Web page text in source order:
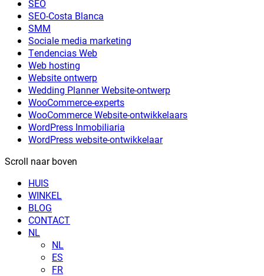
SEO
SEO-Costa Blanca
SMM
Sociale media marketing
Tendencias Web
Web hosting
Website ontwerp
Wedding Planner Website-ontwerp
WooCommerce-experts
WooCommerce Website-ontwikkelaars
WordPress Inmobiliaria
WordPress website-ontwikkelaar
Scroll naar boven
HUIS
WINKEL
BLOG
CONTACT
NL
NL
ES
FR